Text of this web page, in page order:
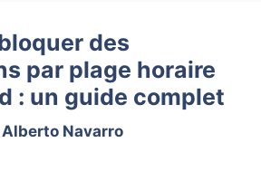
des
par plage horaire
: un guide complet
Alberto Navarro